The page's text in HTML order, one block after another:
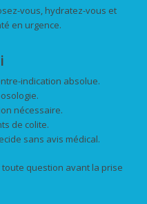
vous, hydratez-vous et
en urgence.
indication absolue.
nécessaire.
de colite.
sans avis médical.
question avant la prise